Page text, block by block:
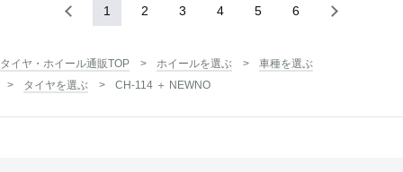
1 2 3 4 5 6
タイヤ・ホイール通販TOP ホイールを選ぶ
車種を選ぶ
タイヤを選ぶ
CH-114 ＋ NEWNO